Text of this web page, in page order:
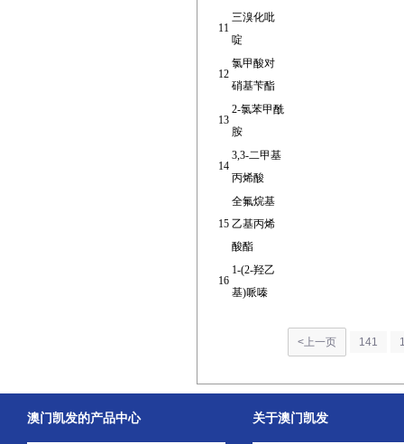
11
三溴化吡
啶
12
氯甲酸对
硝基苄酯
13
2-氯苯甲酰
胺
14
3,3-二甲基
丙烯酸
15
全氟烷基
乙基丙烯
酸酯
16
1-(2-羟乙
基)哌嗪
<上一页 141
澳门凯发的产品中心 关于澳门凯发